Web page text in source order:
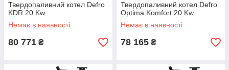
Твердопаливний котел Defro
KDR 20 Kw
Немає в наявності
80 771 ₴
Твердопаливний котел Defro
Optima Komfort 20 Kw
Немає в наявності
78 165 ₴